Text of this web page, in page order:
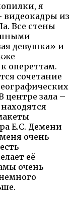
я
видеокадры из
Все стены
девушка» и
опереттам.
сочетание
центре зала –
Е.С. Демени
очень
её
очень